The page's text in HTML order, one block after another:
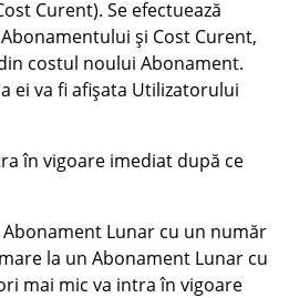
Curent). Se efectuează
și Cost Curent,
costul noului Abonament.
ei va fi afișata Utilizatorului
în vigoare imediat după ce
Lunar cu un număr
la un Abonament Lunar cu
mai mic va intra în vigoare